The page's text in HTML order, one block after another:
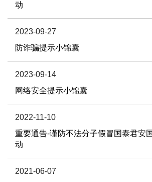
动
2023-09-27
防诈骗提示小锦囊
2023-09-14
网络安全提示小锦囊
2022-11-10
重要通告-谨防不法分子假冒国泰君安
动
2021-06-07